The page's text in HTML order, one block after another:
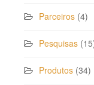
Parceiros (4)
Pesquisas
Produtos (34)